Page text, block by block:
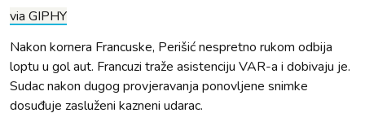
via GIPHY
Nakon kornera Francuske, Perišić nespretno rukom odbija
loptu u gol aut. Francuzi traže asistenciju VAR-a i dobivaju je.
Sudac nakon dugog provjeravanja ponovljene snimke
dosuđuje zasluženi kazneni udarac.